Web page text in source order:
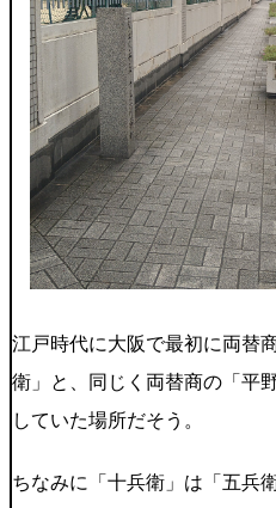
江戸時代に大阪で最初に両替
衛」と、同じく両替商の「平
していた場所だそう。
ちなみに「十兵衛」は「五兵